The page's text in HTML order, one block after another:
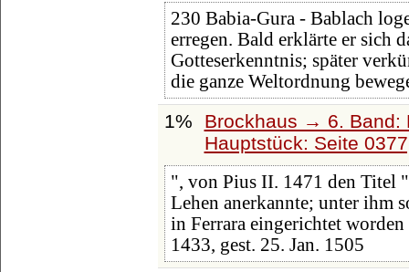
230 Babia-Gura - Bablach
erregen. Bald erklärte er sich
Gotteserkenntnis; später
die ganze Weltordnung
1%
Brockhaus → 6. Band:
Hauptstück: Seite
", von Pius II. 1471 den Titel
Lehen anerkannte; unter ihm
in Ferrara eingerichtet
1433, gest. 25. Jan. 1505